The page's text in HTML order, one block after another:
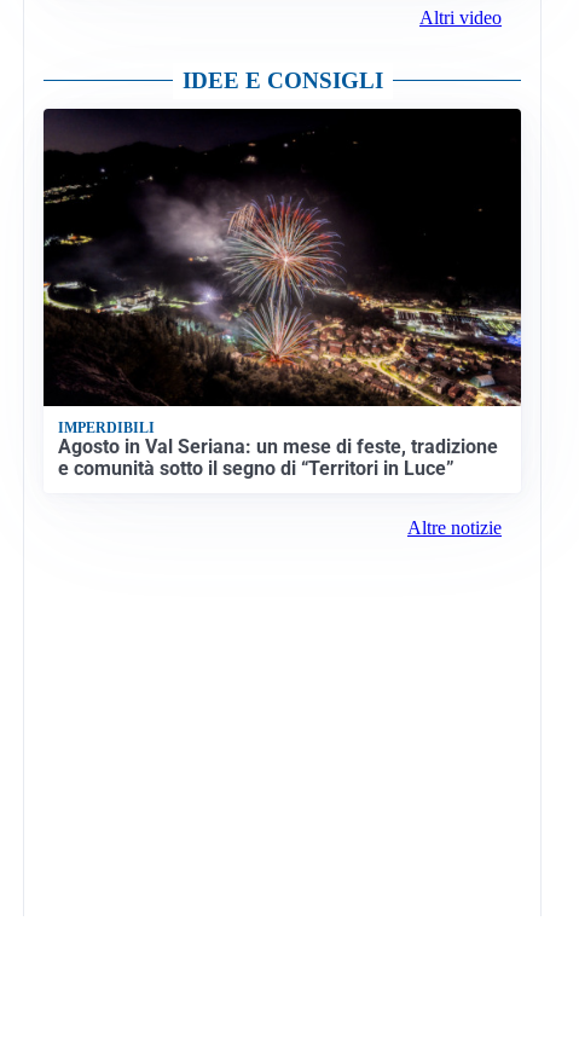
Altri video
IDEE E CONSIGLI
IMPERDIBILI
Agosto in Val Seriana: un mese di feste, tradizione
e comunità sotto il segno di “Territori in Luce”
Altre notizie